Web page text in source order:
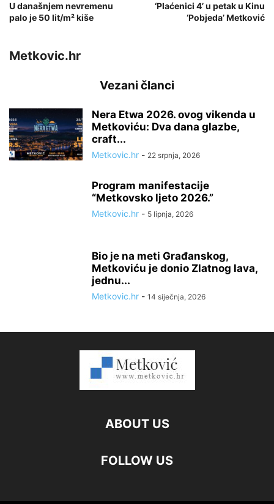
U današnjem nevremenu
palo je 50 lit/m² kiše
‘Plaćenici 4’ u petak u Kinu
‘Pobjeda’ Metković
Metkovic.hr
Vezani članci
Nera Etwa 2026. ovog vikenda u
Metkoviću: Dva dana glazbe,
craft...
Metkovic.hr - 22 srpnja, 2026
Program manifestacije
“Metkovsko ljeto 2026.”
Metkovic.hr - 5 lipnja, 2026
Bio je na meti Građanskog,
Metkoviću je donio Zlatnog lava,
jednu...
Metkovic.hr - 14 siječnja, 2026
ABOUT US
FOLLOW US